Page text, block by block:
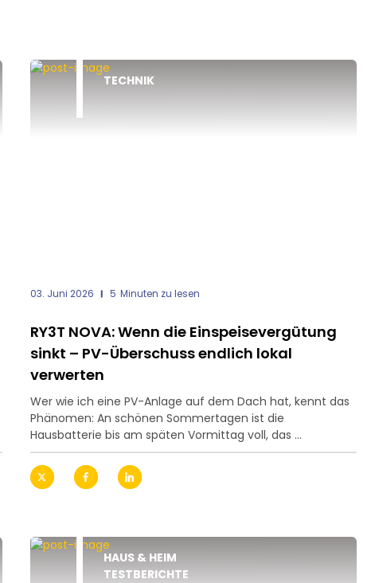
TECHNIK
03. Juni 2026 5 Minuten zu lesen
RY3T NOVA: Wenn die Einspeisevergütung
sinkt – PV-Überschuss endlich lokal
verwerten
Wer wie ich eine PV-Anlage auf dem Dach hat, kennt das
Phänomen: An schönen Sommertagen ist die
Hausbatterie bis am späten Vormittag voll, das ...
HAUS & HEIM
TESTBERICHTE